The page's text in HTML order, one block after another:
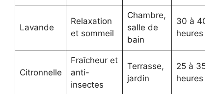
Lavande
Relaxation
et sommeil
Chambre,
salle de
bain
30 à 40
heures
Citronnelle
Fraîcheur et
anti-
insectes
Terrasse,
jardin
25 à 35
heures